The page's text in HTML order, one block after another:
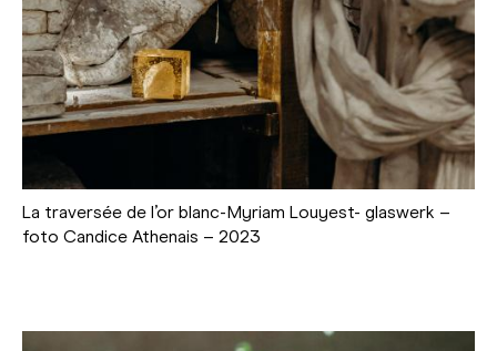
La traversée de l’or blanc-Myriam Louyest- glaswerk –
foto Candice Athenais – 2023